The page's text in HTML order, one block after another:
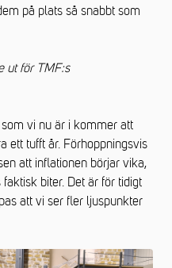
på plats så snabbt som
ut för TMF:s
vi nu är i kommer att
ett tufft år. Förhoppningsvis
att inflationen börjar vika,
biter. Det är för tidigt
att vi ser fler ljuspunkter